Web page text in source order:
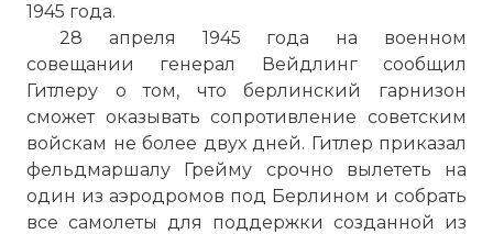
1945 года.
28 апреля 1945 года на военном
совещании генерал Вейдлинг сообщил
Гитлеру о том, что берлинский гарнизон
сможет оказывать сопротивление советским
войскам не более двух дней. Гитлер приказал
фельдмаршалу Грейму срочно вылететь на
один из аэродромов под Берлином и собрать
все самолеты для поддержки созданной из